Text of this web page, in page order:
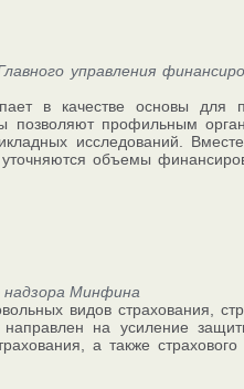
управления
в качестве основы для
позволяют профильным
исследований.
объемы
надзора Минфина
видов страхования,
на усиление
а также